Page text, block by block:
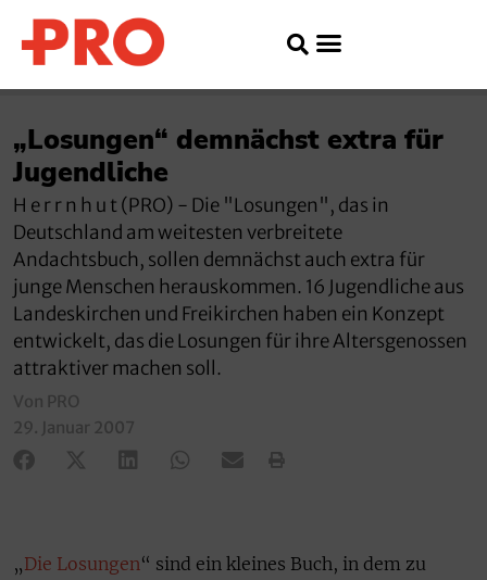
„Losungen“ demnächst extra für
Jugendliche
H e r r n h u t (PRO) - Die "Losungen", das in
Deutschland am weitesten verbreitete
Andachtsbuch, sollen demnächst auch extra für
junge Menschen herauskommen. 16 Jugendliche aus
Landeskirchen und Freikirchen haben ein Konzept
entwickelt, das die Losungen für ihre Altersgenossen
attraktiver machen soll.
Von PRO
29. Januar 2007
„Die Losungen“ sind ein kleines Buch, in dem zu